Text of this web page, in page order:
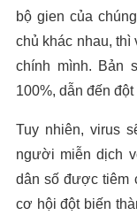
bộ gien của
chủ khác nhau, thì
chính mình. Bản
100%, dẫn đến đột
Tuy nhiên, virus
người miễn dịch
dân số được tiêm
cơ hội đột biến